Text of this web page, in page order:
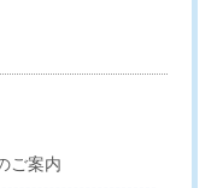
ご案内